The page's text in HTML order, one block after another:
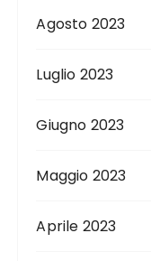
Agosto 2023
Luglio 2023
Giugno 2023
Maggio 2023
Aprile 2023